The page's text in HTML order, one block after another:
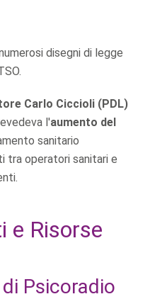
disegni di legge
Carlo Ciccioli (PDL)
l'aumento del
sanitario
tra operatori sanitari e
e Risorse
Psicoradio